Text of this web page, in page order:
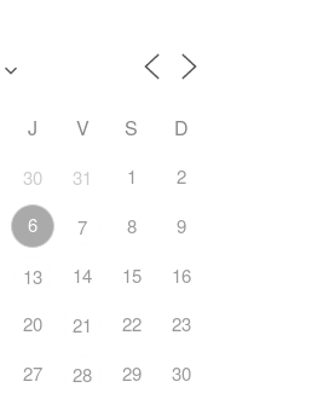
Outlook Live
J V S D
30 31 1
2
6 7 8
9
13 14 15
16
20 21 22
23
27 28 29
30